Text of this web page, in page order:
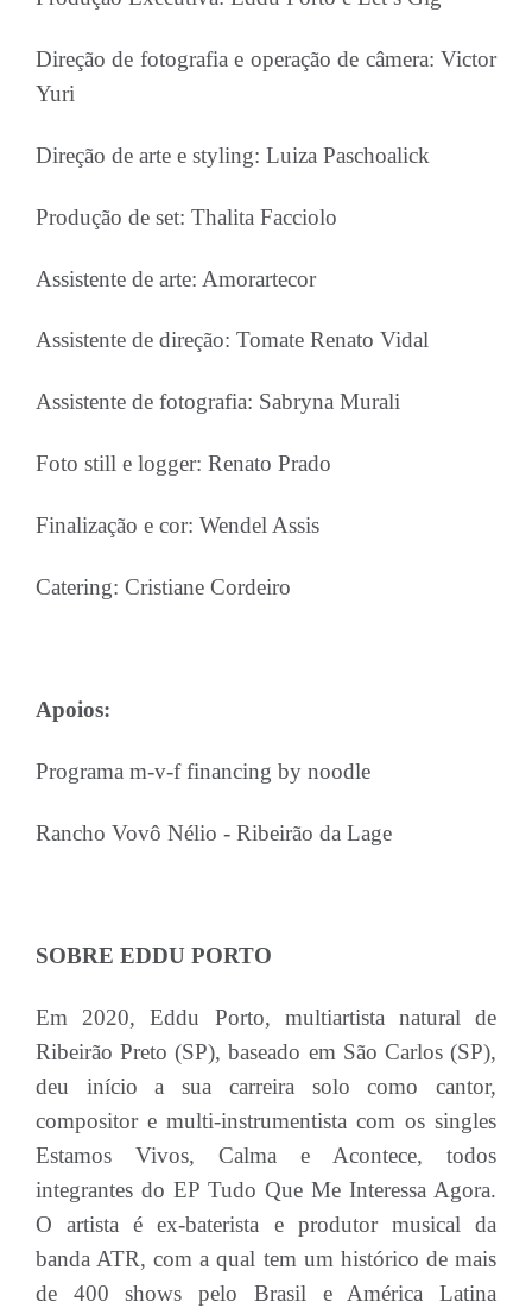
Direção de fotografia e operação de câmera: Victor
Yuri
Direção de arte e styling: Luiza Paschoalick
Produção de set: Thalita Facciolo
Assistente de arte: Amorartecor
Assistente de direção: Tomate Renato Vidal
Assistente de fotografia: Sabryna Murali
Foto still e logger: Renato Prado
Finalização e cor: Wendel Assis
Catering: Cristiane Cordeiro
Apoios:
Programa m-v-f financing by noodle
Rancho Vovô Nélio - Ribeirão da Lage
SOBRE EDDU PORTO
Em 2020, Eddu Porto, multiartista natural de
Ribeirão Preto (SP), baseado em São Carlos (SP),
deu início a sua carreira solo como cantor,
compositor e multi-instrumentista com os singles
Estamos Vivos, Calma e Acontece, todos
integrantes do EP Tudo Que Me Interessa Agora.
O artista é ex-baterista e produtor musical da
banda ATR, com a qual tem um histórico de mais
de 400 shows pelo Brasil e América Latina